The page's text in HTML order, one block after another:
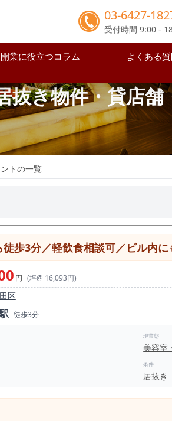
03-6427-
受付時間 9:00 -
開業に役立つコラム よくある
抜き物件・貸店舗
トの一覧
3分／軽飲食相談可／ビル内にも
円 (坪@ 16,093円)
区
徒歩3分
現業態
美容室
条件
居抜き